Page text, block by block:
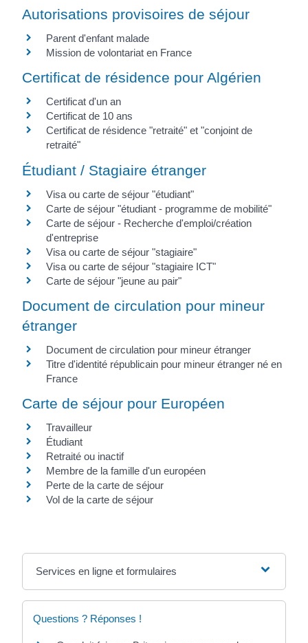
Autorisations provisoires de séjour
Parent d'enfant malade
Mission de volontariat en France
Certificat de résidence pour Algérien
Certificat d'un an
Certificat de 10 ans
Certificat de résidence "retraité" et "conjoint de
retraité"
Étudiant / Stagiaire étranger
Visa ou carte de séjour "étudiant"
Carte de séjour "étudiant - programme de mobilité"
Carte de séjour - Recherche d'emploi/création
d'entreprise
Visa ou carte de séjour "stagiaire"
Visa ou carte de séjour "stagiaire ICT"
Carte de séjour "jeune au pair"
Document de circulation pour mineur
étranger
Document de circulation pour mineur étranger
Titre d'identité républicain pour mineur étranger né en
France
Carte de séjour pour Européen
Travailleur
Étudiant
Retraité ou inactif
Membre de la famille d'un européen
Perte de la carte de séjour
Vol de la carte de séjour
Services en ligne et formulaires
Questions ? Réponses !